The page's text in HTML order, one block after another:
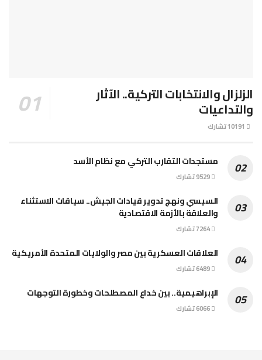
الزلزال والانتخابات التركية.. الآثار
والتداعيات
مستجدات التقارب التركي مع نظام الأسد
السيسي ونهج تدوير قيادات الجيش.. سياقات الاستثناء
والعلاقة بالأزمة الاقتصادية
العلاقات العسكرية بين مصر والولايات المتحدة الأمريكية
الإبراهيمية.. بين خداع المصطلحات وخطورة التوجهات